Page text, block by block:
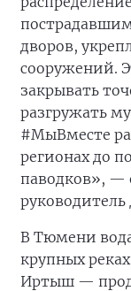
дворов,
сооружений.
закрывать
разгружать
#МыВместе
регионах до
паводков», —
В Тюмени
крупных
Иртыш —